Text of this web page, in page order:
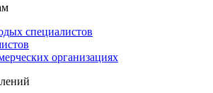
специалистов
организациях